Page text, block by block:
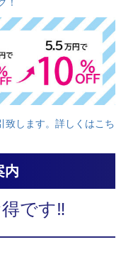
！
致します。詳しくはこち
内
です‼